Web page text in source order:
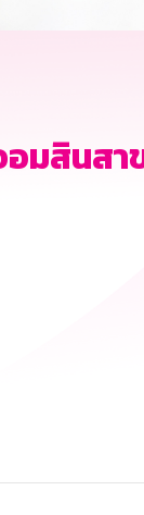
อมสินส